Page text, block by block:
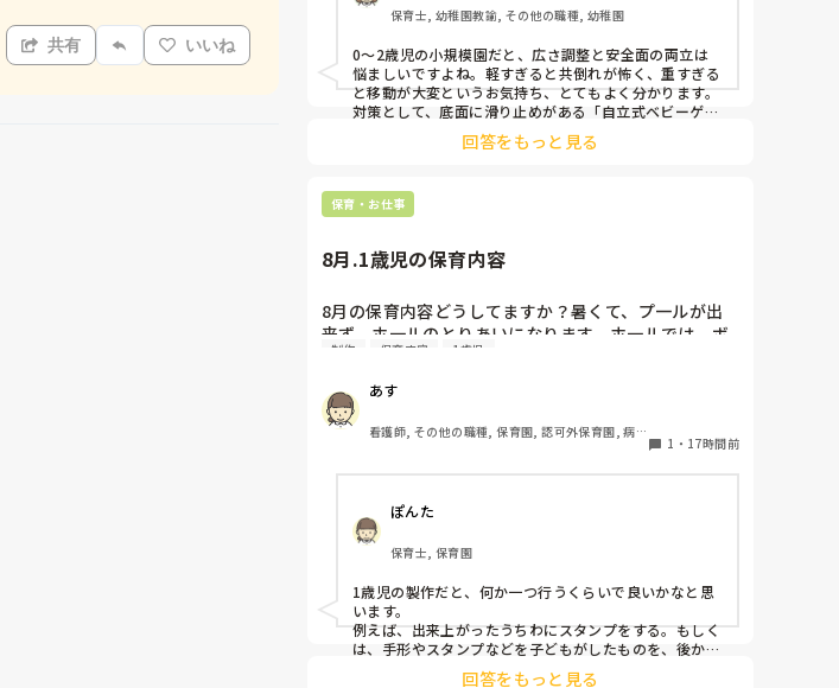
共有 いいね
怖い思いをしました。
皆さんの園ではどんなもので工夫されていますか？
保育士, 幼稚園教諭, その他の職種, 幼稚園
0〜2歳児の小規模園だと、広さ調整と安全面の両立は
悩ましいですよね。軽すぎると共倒れが怖く、重すぎる
と移動が大変というお気持ち、とてもよく分かります。
対策として、底面に滑り止めがある「自立式ベビーゲー
ト」なら、つかまり立ちでも倒れにくく移動も楽でおす
すめです。また、ストッパー付きキャスターをつけたロ
です。
今のウレタン製を活かすなら、壁や固定家具で挟む配置
回答をもっと見る
保育・お仕事
8月.1歳児の保育内容
8月の保育内容どうしてますか？暑くて、プ一ルが出
来ず、ホ一ルのとりあいになります。ホ一ルでは、ボ
一ルや平均台、風船で遊んでいます。製作で、うちわ
集中できません。1歳児クラスです、玩具で遊ばせな
がら、何人かずつよんで、やっています。何か、いい
アイデアや、工夫など、何でもいいので、教えて下さ
い。
制作 保育内容 1歳児
あす
看護師, その他の職種, 保育園, 認可外保育園, 病児
1 ・ 17時間前
ぽんた
保育士, 保育園
1歳児の製作だと、何か一つ行うくらいで良いかなと思
います。
例えば、出来上がったうちわにスタンプをする。もしく
は、手形やスタンプなどを子どもがしたものを、後から
うちわの形に切る。1歳児なんて集中できないです。興
回答をもっと見る